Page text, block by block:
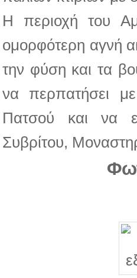
Η περιοχή του
ομορφότερη αγνή
την φύση και τα
να περπατήσει
Πατσού και να
Συβρίτου,